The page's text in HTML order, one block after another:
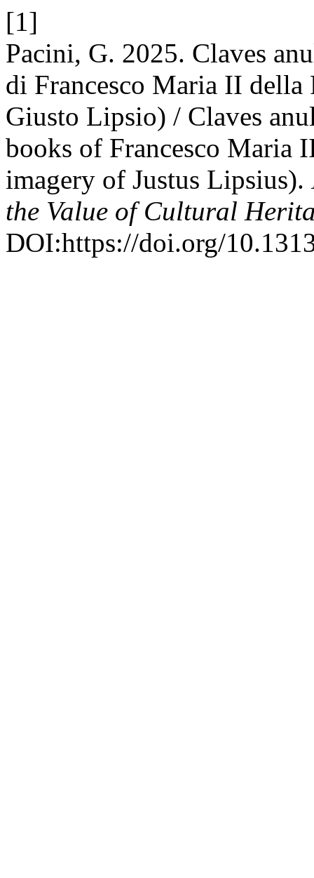
[1]
Pacini, G. 2025. Claves
di Francesco Maria II
Giusto Lipsio) / Claves
books of Francesco Maria
imagery of Justus Lipsius).
the Value of Cultural
DOI:https://doi.org/